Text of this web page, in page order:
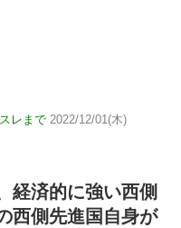
レまで 2022/12/01(木)
経済的に強い西側
西側先進国自身が